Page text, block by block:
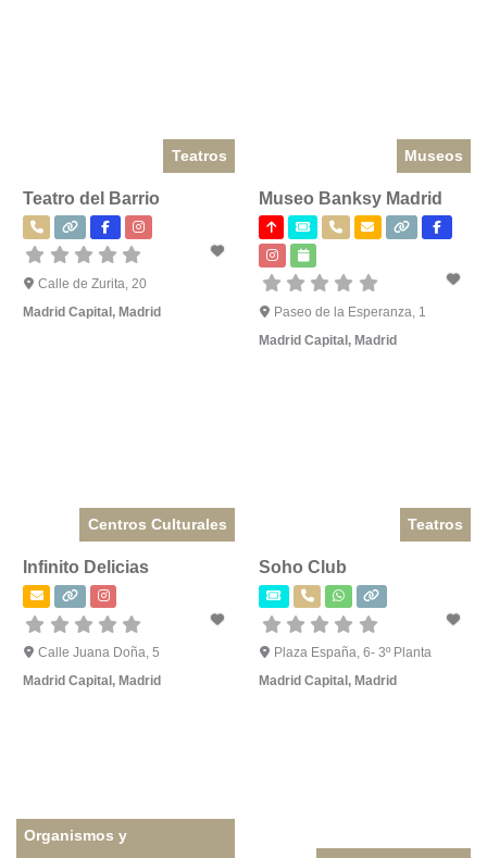
Teatros
Teatro del Barrio
Calle de Zurita, 20
Madrid Capital, Madrid
Museos
Museo Banksy Madrid
Paseo de la Esperanza, 1
Madrid Capital,Madrid
Centros Culturales
Infinito Delicias
Calle Juana Doña, 5
Madrid Capital , Madrid
Teatros
Soho Club
Plaza España, 6- 3º Planta
Madrid Capital , Madrid
Organismos y